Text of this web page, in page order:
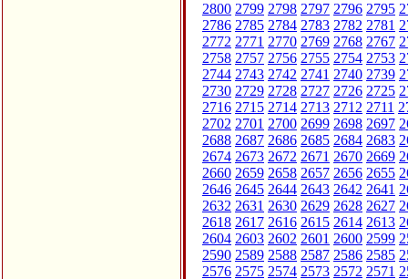
2800 2799 2798 2797 2796 2795
2786 2785 2784 2783 2782 2781
2772 2771 2770 2769 2768 2767
2758 2757 2756 2755 2754 2753
2744 2743 2742 2741 2740 2739
2730 2729 2728 2727 2726 2725
2716 2715 2714 2713 2712 2711
2702 2701 2700 2699 2698 2697
2688 2687 2686 2685 2684 2683
2674 2673 2672 2671 2670 2669
2660 2659 2658 2657 2656 2655
2646 2645 2644 2643 2642 2641
2632 2631 2630 2629 2628 2627
2618 2617 2616 2615 2614 2613
2604 2603 2602 2601 2600 2599
2590 2589 2588 2587 2586 2585
2576 2575 2574 2573 2572 2571